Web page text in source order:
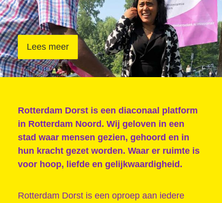
Rotterdam Dorst is een diaconaal platform
in Rotterdam Noord. Wij geloven in een
stad waar mensen gezien, gehoord en in
hun kracht gezet worden. Waar er ruimte is
voor hoop, liefde en gelijkwaardigheid.
Rotterdam Dorst is een oproep aan iedere
Lees meer